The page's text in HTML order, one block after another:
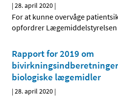
|28. april 2020 |
For at kunne overvåge
opfordrer
Rapport for 2019 om
biologiske lægemidler
|28. april 2020 |